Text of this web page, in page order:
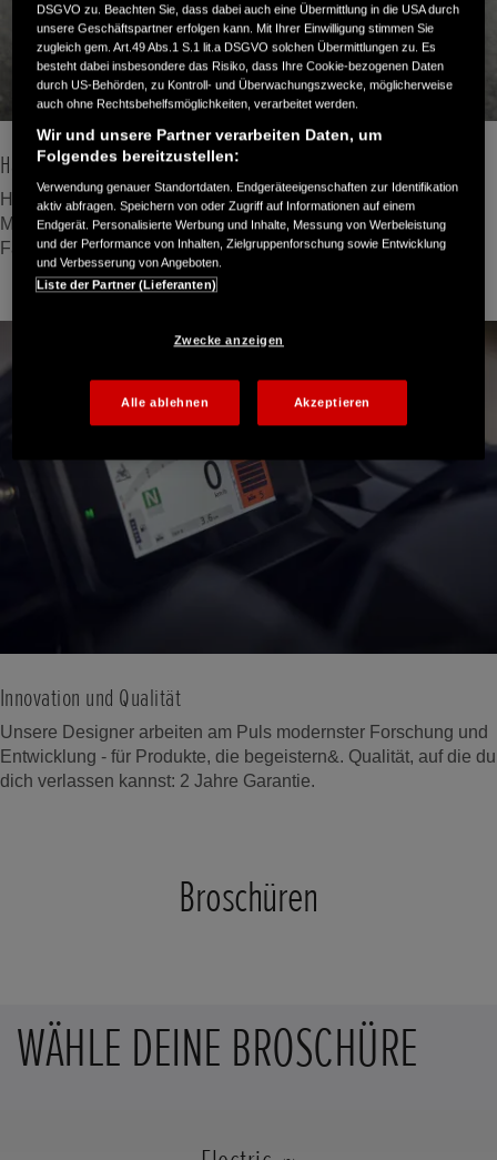
Harmonisches Design
Honda Originalzubehör wird gemeinsam mit unseren
Motorrädern entwickelt - perfekt auf das Bike und dein
Fahrerlebnis abgestimmt.
Innovation und Qualität
Unsere Designer arbeiten am Puls modernster Forschung und
Entwicklung - für Produkte, die begeistern&. Qualität, auf die du
dich verlassen kannst: 2 Jahre Garantie.
Broschüren
WÄHLE DEINE BROSCHÜRE
DSGVO zu. Beachten Sie, dass dabei auch eine Übermittlung in die USA durch
unsere Geschäftspartner erfolgen kann. Mit Ihrer Einwilligung stimmen Sie
zugleich gem. Art.49 Abs.1 S.1 lit.a DSGVO solchen Übermittlungen zu. Es
besteht dabei insbesondere das Risiko, dass Ihre Cookie-bezogenen Daten
durch US-Behörden, zu Kontroll- und Überwachungszwecke, möglicherweise
auch ohne Rechtsbehelfsmöglichkeiten, verarbeitet werden.
Wir und unsere Partner verarbeiten Daten, um
Folgendes bereitzustellen:
Verwendung genauer Standortdaten. Endgeräteeigenschaften zur Identifikation
aktiv abfragen. Speichern von oder Zugriff auf Informationen auf einem
Endgerät. Personalisierte Werbung und Inhalte, Messung von Werbeleistung
und der Performance von Inhalten, Zielgruppenforschung sowie Entwicklung
und Verbesserung von Angeboten.
Liste der Partner (Lieferanten)
Zwecke anzeigen
Alle ablehnen Akzeptieren